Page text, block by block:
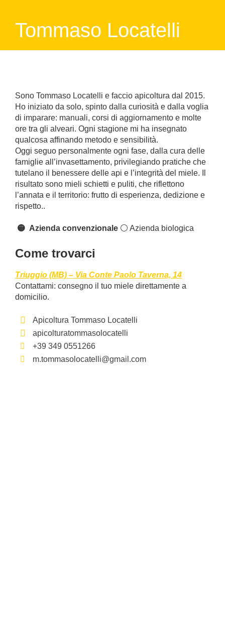
Tommaso Locatelli
Sono Tommaso Locatelli e faccio apicoltura dal 2015.
Ho iniziato da solo, spinto dalla curiosità e dalla voglia
di imparare: manuali, corsi di aggiornamento e molte
ore tra gli alveari. Ogni stagione mi ha insegnato
qualcosa affinando metodo e sensibilità.
Oggi seguo personalmente ogni fase, dalla cura delle
famiglie all’invasettamento, privilegiando pratiche che
tutelano il benessere delle api e l’integrità del miele. Il
risultato sono mieli schietti e puliti, che riflettono
l’annata e il territorio: frutto di esperienza, dedizione e
rispetto..
🟡 Azienda convenzionale ⚪️ Azienda biologica
Come trovarci
Triuggio (MB) – Via Conte Paolo Taverna, 14
Contattami: consegno il tuo miele direttamente a
domicilio.
Apicoltura Tommaso Locatelli
apicolturatommasolocatelli
+39 349 0551266
m.tommasolocatelli@gmail.com